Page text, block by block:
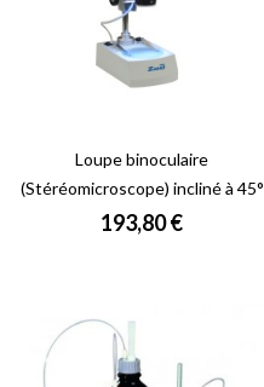
Loupe binoculaire
(Stéréomicroscope) incliné à 45°
Prix
193,80 €